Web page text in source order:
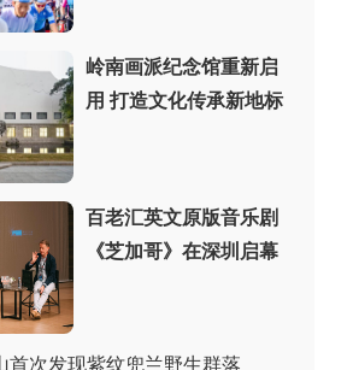
岭南画派纪念馆重新启
用 打造文化传承新地标
百老汇英文原版音乐剧
《芝加哥》在深圳启幕
首次发现紫纹兜兰野生群落